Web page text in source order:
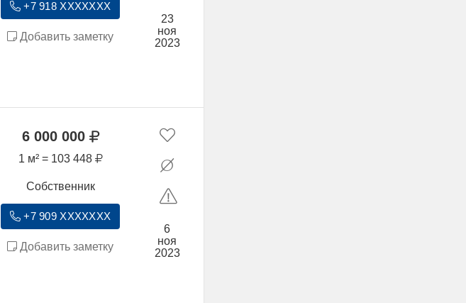
+7 918 XXXXXXX
Добавить заметку
23
ноя
2023
6 000 000
1 м² = 103 448
Собственник
+7 909 XXXXXXX
Добавить заметку
6
ноя
2023